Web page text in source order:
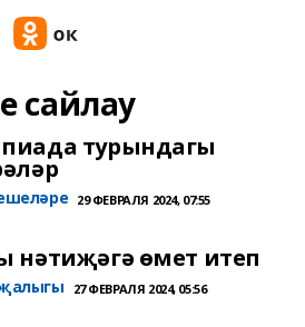
сайлау
турындагы
29 ФЕВРАЛЯ 2024, 07:55
нәтиҗәгә өмет итеп
27 ФЕВРАЛЯ 2024, 05:56